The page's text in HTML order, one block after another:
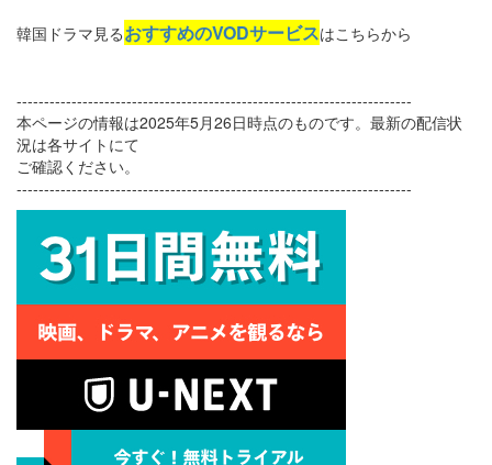
韓国ドラマ見るおすすめのVODサービスはこちらから
------------------------------------------------------------------------
本ページの情報は2025年5月26日時点のものです。最新の配信状
況は各サイトにて
ご確認ください。
------------------------------------------------------------------------